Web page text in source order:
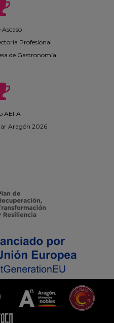
Ascaso
Profesional
de Gastronomía
AEFA
Aragón 2026